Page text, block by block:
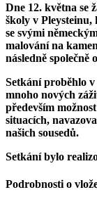
Dne 12. května se
školy v Pleysteinu,
se svými
malování na
následně společně
Setkání proběhlo
mnoho nových
především
situacích,
našich sousedů.
Setkání bylo
Podrobnosti o